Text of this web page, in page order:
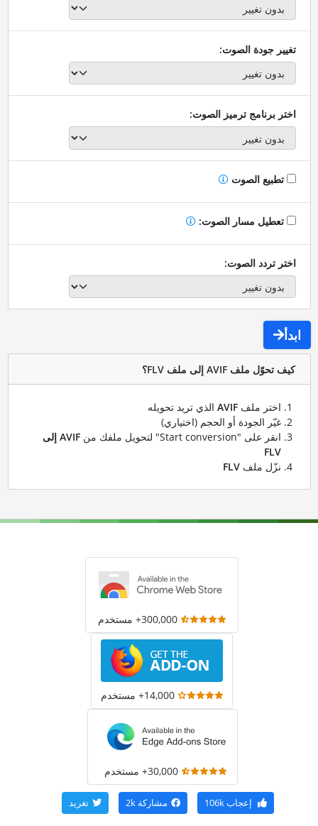
تغيير جودة الصوت:
اختر برنامج ترميز الصوت:
تطبيع الصوت
تعطيل مسار الصوت:
اختر تردد الصوت:
ابدأ
كيف تحوّل ملف AVIF إلى ملف FLV؟
اختر ملف AVIFالذي تريد تحويله
غيّر الجودة أو الحجم (اختياري)
انقر على "Start conversion" لتحويل ملفك من
AVIF إلى
FLV
نزّل ملف FLV
300,000+ مستخدم
14,000+ مستخدم
30,000+ مستخدم
إعجاب106k مشاركة 2k تغريد